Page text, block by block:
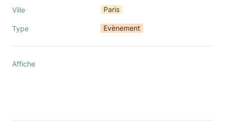
Ville Paris
Type Evènement
Affiche